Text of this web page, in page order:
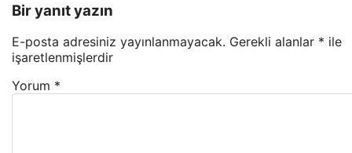
Bir yanıt yazın
E-posta adresiniz yayınlanmayacak. Gerekli alanlar * ile
işaretlenmişlerdir
Yorum *